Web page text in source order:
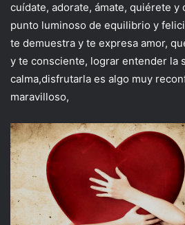
cuídate, adorate, ámate, quiérete y
punto luminoso de equilibrio y
te demuestra y te expresa amor,
y te consciente, lograr entender la
calma,disfrutarla es algo muy
maravilloso,